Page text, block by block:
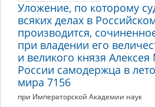
Уложение, по которому
всяких делах в
производится,
при владении его
и великого князя
России самодержца в
мира 7156
при Императорской Академии наук